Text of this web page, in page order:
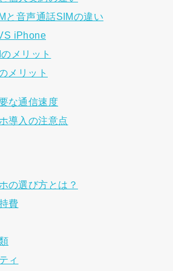
と音声通話SIMの違い
iPhone
メリット
メリット
な通信速度
導入の注意点
の選び方とは？
費
ィ